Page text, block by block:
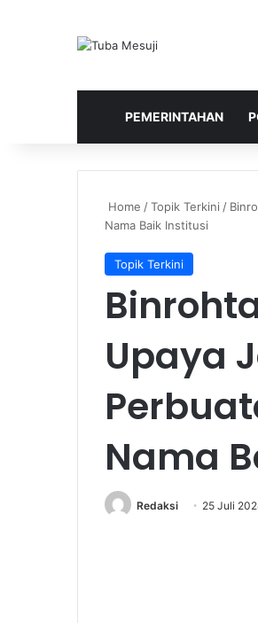
HOMEPEMERINTAHAN
Home /Topik Terkini /
Nama Baik Institusi
Topik Terkini
Upaya
Nama
Redaksi 25 Juli